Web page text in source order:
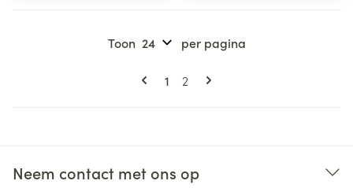
Pagina's
U lees momenteel pagina
1 Pagina
2
Toon per pagina
Neem contact met ons op